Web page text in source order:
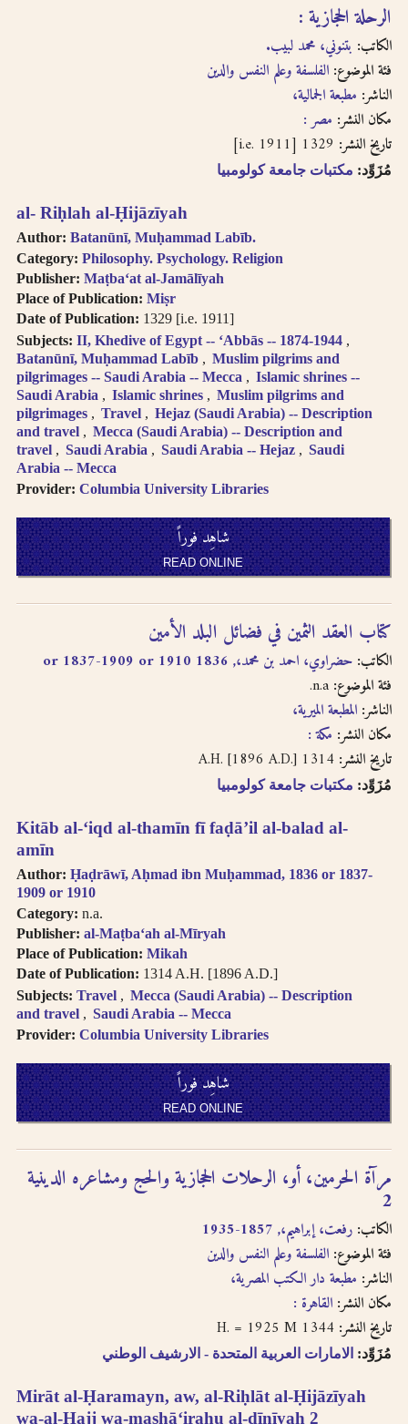
al- Riḥlah al-Ḥijāzīyah
Author: Batanūnī, Muḥammad Labīb.
Category: Philosophy. Psychology. Religion
Publisher: Maṭbaʻat al-Jamālīyah
Place of Publication: Miṣr
Date of Publication: 1329 [i.e. 1911]
Subjects: II, Khedive of Egypt -- ʻAbbās -- 1874-1944
Batanūnī, Muḥammad Labīb
Muslim pilgrims and
pilgrimages -- Saudi Arabia -- Mecca
Islamic shrines --
Saudi Arabia
Islamic shrines
Muslim pilgrims and
pilgrimages
Travel
Hejaz (Saudi Arabia) -- Description
and travel
Mecca (Saudi Arabia) -- Description and
travel
Saudi Arabia Saudi Arabia -- Hejaz
Saudi
Arabia -- Mecca
Provider: Columbia University Libraries
شاهِد فوراً
READ ONLINE
الرحلة الحجازية :
الكاتب: بتنوني، محمد لبيب.
فئة الموضوع: الفلسفة وعلم النفس والدين
الناشر: مطبعة الجمالية،
مكان النشر: مصر :
تاريخ النشر:
مُزَوِّد: مكتبات جامعة كولومبيا
Kitāb al-ʻiqd al-thamīn fī faḍāʼil al-balad al-
amīn
Author: Ḥaḍrāwī, Aḥmad ibn Muḥammad, 1836 or 1837-
1909 or 1910
Category: n.a.
Publisher: al-Maṭbaʻah al-Mīryah
Place of Publication: Mikah
Date of Publication: 1314 A.H. [1896 A.D.]
Subjects: Travel
Mecca (Saudi Arabia) -- Description
and travel
Saudi Arabia -- Mecca
Provider: Columbia University Libraries
شاهِد فوراً
READ ONLINE
كتاب العقد الثمين في فضائل البلد الأمين
الكاتب: حضراوي، احمد بن محمد،, 1836 or 1837-1909 or 1910
فئة الموضوع:
الناشر: المطبعة الميرية،
مكان النشر: مكة :
تاريخ النشر:
مُزَوِّد: مكتبات جامعة كولومبيا
Mirāt al-Ḥaramayn, aw, al-Riḥlāt al-Ḥijāzīyah
wa-al-Ḥajj wa-mashāʻirahu al-dīnīyah 2
مرآة الحرمين، أو، الرحلات الحجازية والحج ومشاعره الدينية
2
الكاتب: رفعت، إبراهيم،, 1857-1935
فئة الموضوع: الفلسفة وعلم النفس والدين
الناشر: مطبعة دار الكتب المصرية،
مكان النشر: القاهرة :
تاريخ النشر:
مُزَوِّد: الامارات العربية المتحدة - الارشيف الوطني